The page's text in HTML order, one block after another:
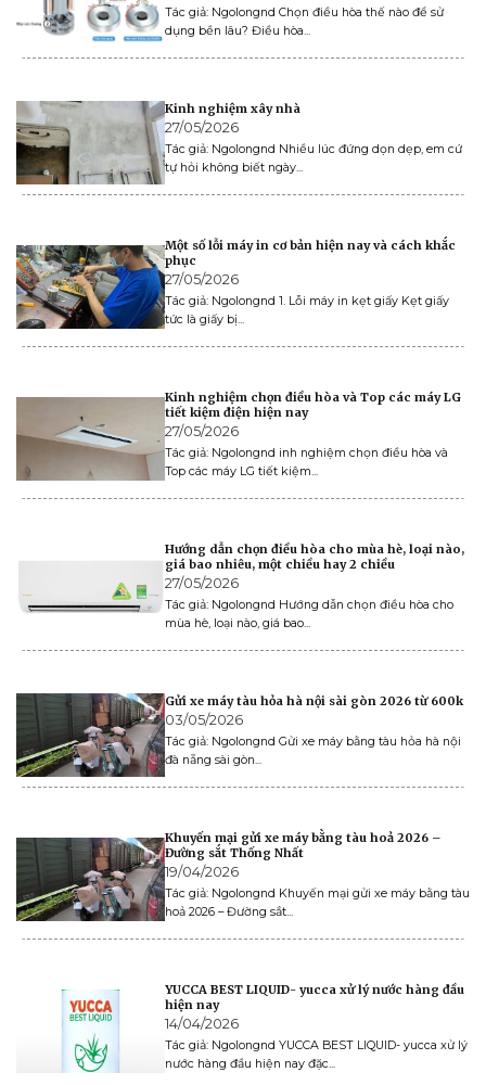
Tác giả: Ngolongnd Chọn điều hòa thế nào để sử
dụng bền lâu? Điều hòa...
Kinh nghiệm xây nhà
27/05/2026
Tác giả: Ngolongnd Nhiều lúc đứng dọn dẹp, em cứ
tự hỏi không biết ngày...
Một số lỗi máy in cơ bản hiện nay và cách khắc
phục
27/05/2026
Tác giả: Ngolongnd 1. Lỗi máy in kẹt giấy Kẹt giấy
tức là giấy bị...
Kinh nghiệm chọn điều hòa và Top các máy LG
tiết kiệm điện hiện nay
27/05/2026
Tác giả: Ngolongnd inh nghiệm chọn điều hòa và
Top các máy LG tiết kiệm...
Hướng dẫn chọn điều hòa cho mùa hè, loại nào,
giá bao nhiêu, một chiều hay 2 chiều
27/05/2026
Tác giả: Ngolongnd Hướng dẫn chọn điều hòa cho
mùa hè, loại nào, giá bao...
Gửi xe máy tàu hỏa hà nội sài gòn 2026 từ 600k
03/05/2026
Tác giả: Ngolongnd Gửi xe máy bằng tàu hỏa hà nội
đà nẵng sài gòn...
Khuyến mại gửi xe máy bằng tàu hoả 2026 –
Đường sắt Thống Nhất
19/04/2026
Tác giả: Ngolongnd Khuyến mại gửi xe máy bằng tàu
hoả 2026 – Đường sắt...
YUCCA BEST LIQUID- yucca xử lý nước hàng đầu
hiện nay
14/04/2026
Tác giả: Ngolongnd YUCCA BEST LIQUID- yucca xử lý
nước hàng đầu hiện nay đặc...